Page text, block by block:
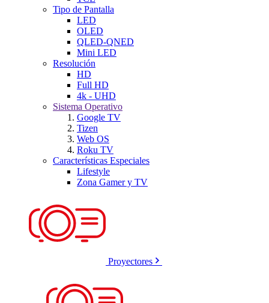
Tipo de Pantalla
LED
OLED
QLED-QNED
Mini LED
Resolución
HD
Full HD
4k - UHD
Sistema Operativo
Google TV
Tizen
Web OS
Roku TV
Características Especiales
Lifestyle
Zona Gamer y TV
Proyectores